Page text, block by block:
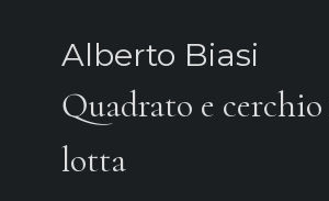
Alberto Biasi
Quadrato e
lotta